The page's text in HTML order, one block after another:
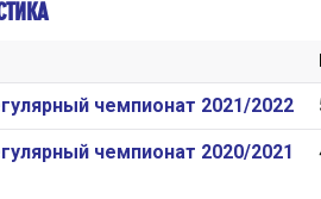
ХК Капитан
чемпионат 2021/2022
чемпионат 2020/2021